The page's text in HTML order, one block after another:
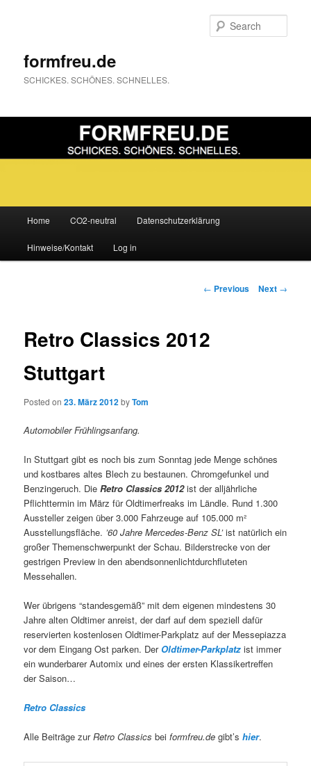
formfreu.de
SCHICKES. SCHÖNES. SCHNELLES.
Skip
to
Home CO2-neutral Datenschutzerklärung
Hinweise/Kontakt Log in
Post
← Previous Next →
Retro Classics 2012
Stuttgart
Posted on23. März 2012byTom
Automobiler Frühlingsanfang.
In Stuttgart gibt es noch bis zum Sonntag jede Menge schönes
und kostbares altes Blech zu bestaunen. Chromgefunkel und
Benzingeruch. DieRetro Classics 2012ist der alljährliche
Pflichttermin im März für Oldtimerfreaks im Ländle. Rund 1.300
Aussteller zeigen über 3.000 Fahrzeuge auf 105.000 m²
Ausstellungsfläche. ’60 Jahre Mercedes-Benz SL’ist natürlich ein
großer Themenschwerpunkt der Schau. Bilderstrecke von der
gestrigen Preview in den abendsonnenlichtdurchfluteten
Messehallen.
Wer übrigens “standesgemäß” mit dem eigenen mindestens 30
Jahre alten Oldtimer anreist, der darf auf dem speziell dafür
reservierten kostenlosen Oldtimer-Parkplatz auf der Messepiazza
vor dem Eingang Ost parken. Der Oldtimer-Parkplatz ist immer
ein wunderbarer Automix und eines der ersten Klassikertreffen
der Saison…
Retro Classics
Alle Beiträge zurRetro Classics beiformfreu.de gibt’shier.